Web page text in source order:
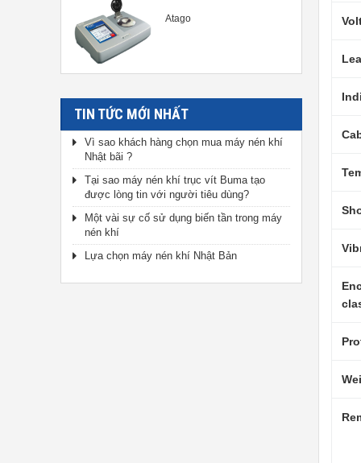
Atago
TIN TỨC MỚI NHẤT
Vì sao khách hàng chọn mua máy nén khí
Nhật bãi ?
Tại sao máy nén khí trục vít Buma tạo
được lòng tin với người tiêu dùng?
Một vài sự cố sử dụng biến tần trong máy
nén khí
Lựa chọn máy nén khí Nhật Bản